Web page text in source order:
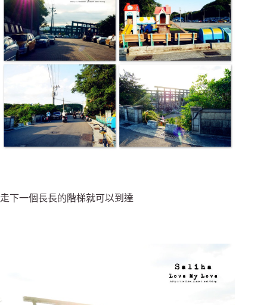
走下一個長長的階梯就可以到達